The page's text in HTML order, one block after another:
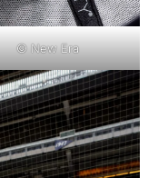
© New Era